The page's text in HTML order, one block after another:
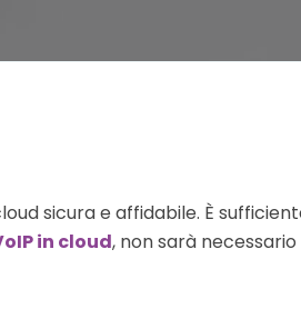
sicura e affidabile. È
in cloud, non sarà